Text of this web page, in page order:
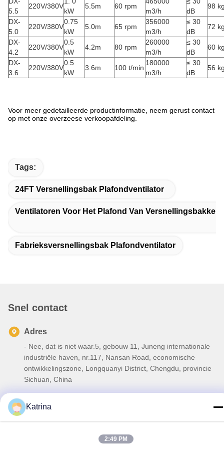
5.5
220V/380V
kW
5.5m 60 rpm
m3/h
dB
98
DX-
5.0
220V/380V
0.75
kW
5.0m 65 rpm
356000
m3/h
≤ 30
dB
72
DX-
4.2
220V/380V
0.5
kW
4.2m 80 rpm
260000
m3/h
≤ 30
dB
60
DX-
3.6
220V/380V
0.5
kW
3.6m 100 t/min
180000
m3/h
≤ 30
dB
56
Voor meer gedetailleerde productinformatie, neem gerust contact
op met onze overzeese verkoopafdeling.
Tags:
24FT Versnellingsbak Plafondventilator
Ventilatoren Voor Het Plafond Van Versnellingsbakken
Fabrieksversnellingsbak Plafondventilator
Snel contact
Adres
- Nee, dat is niet waar.5, gebouw 11, Juneng internationale
industriële haven, nr.117, Nansan Road, economische
ontwikkelingszone, Longquanyi District, Chengdu, provincie
Sichuan, China
86--13641973820
daisenchina@gmail.com
Katrina
2:49 PM